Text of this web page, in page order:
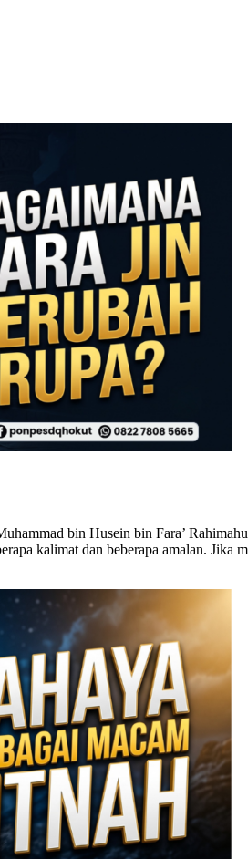
bin Husein bin Fara’
kalimat dan beberapa amalan.